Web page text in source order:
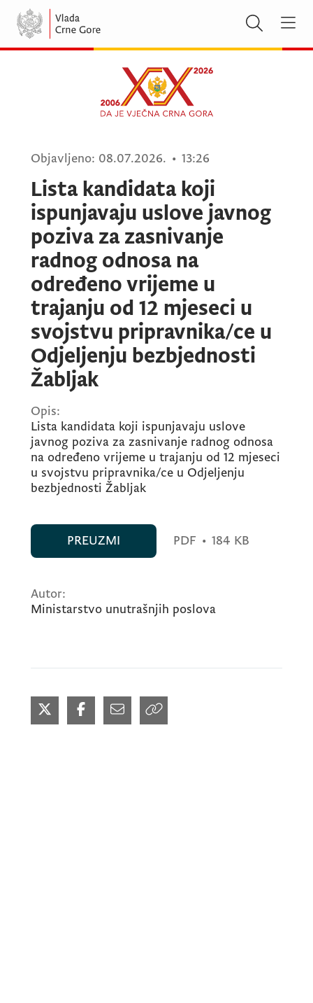
Lista kandidata koji
ispunjavaju uslove javnog
poziva za zasnivanje
radnog odnosa na
određeno vrijeme u
trajanju od 12 mjeseci u
svojstvu pripravnika/ce u
Odjeljenju bezbjednosti
Žabljak
Objavljeno: 08.07.2026. • 13:26
Opis:
Lista kandidata koji ispunjavaju uslove
javnog poziva za zasnivanje radnog odnosa
na određeno vrijeme u trajanju od 12 mjeseci
u svojstvu pripravnika/ce u Odjeljenju
bezbjednosti Žabljak
Autor:
Ministarstvo unutrašnjih poslova
PREUZMI PDF • 184 KB